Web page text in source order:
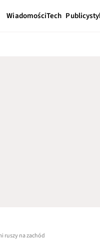
WiadomościTech
ruszy na zachód